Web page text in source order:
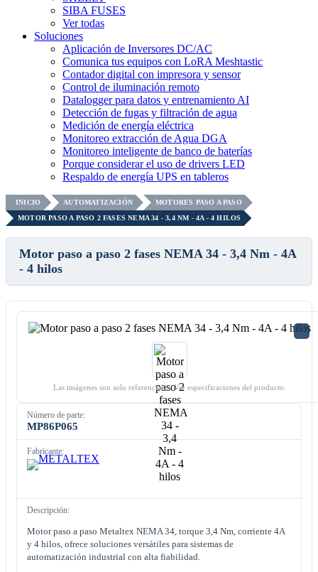
SIBA FUSES
Ver todas
Soluciones
Aplicación de Inversores DC/AC
Comunica tus equipos con LoRA Meshtastic
Contador digital con impresora y sensor
Control de iluminación remoto
Datalogger para datos y entrenamiento AI
Detección de fugas y filtración de agua
Medición de energía eléctrica
Monitoreo extracción de Agua DGA
Monitoreo inteligente de banco de baterías
Porque considerar el uso de drivers LED
Respaldo de energía UPS en tableros
INICIO AUTOMATIZACIÓN
MOTORES PASO A PASO
MOTOR PASO A PASO 2 FASES NEMA 34 - 3,4 NM - 4A - 4 HILOS
Motor paso a paso 2 fases NEMA 34 - 3,4 Nm - 4A
- 4 hilos
Las imágenes son solo referenciales. Ver especificaciones del producto.
Número de parte:
MP86P065
Fabricante:
Descripción:
Motor paso a paso Metaltex NEMA 34, torque 3,4 Nm, corriente 4A
y 4 hilos, ofrece soluciones versátiles para sistemas de
automatización industrial con alta fiabilidad.